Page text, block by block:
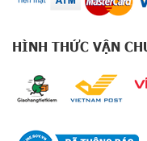
HÌNH THỨC VẬN